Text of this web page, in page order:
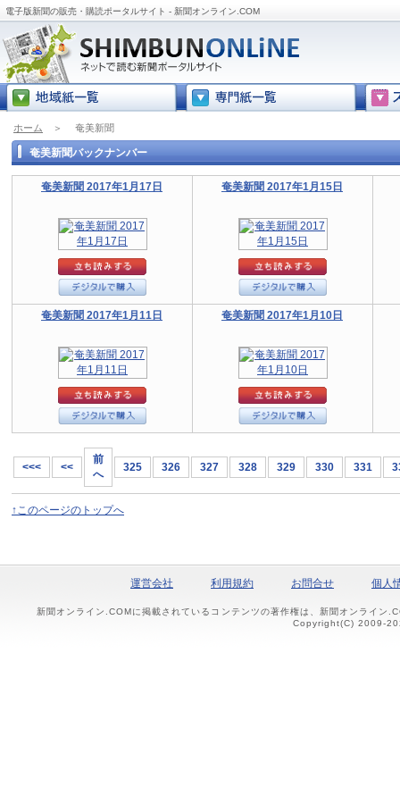
電子版新聞の販売・購読ポータルサイト - 新聞オンライン.COM
ホーム ＞ 奄美新聞
奄美新聞バックナンバー
奄美新聞 2017年1月17日 奄美新聞 2017年1月15日
奄美新聞 2017年1月11日 奄美新聞 2017年1月10日
<<< <<
前
へ
325 326 327 328 329 330 331
↑このページのトップへ
運営会社 利用規約 お問合せ 個人
新聞オンライン.COMに掲載されているコンテンツの著作権は、新聞オンライン
Copyright(C) 2009-